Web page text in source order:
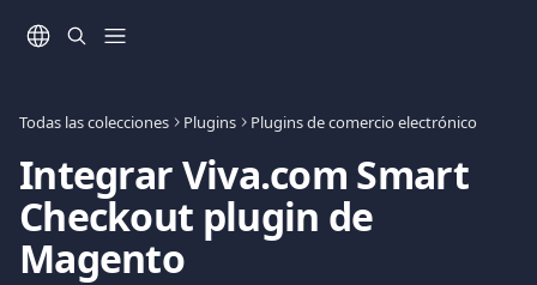
Todas las colecciones Plugins Plugins de comercio electrónico
Integrar Viva.com Smart
Checkout plugin de
Magento